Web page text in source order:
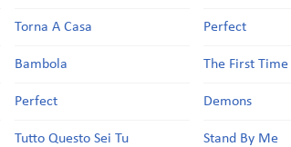
Torna A Casa
Bambola
Perfect
Tutto Questo Sei Tu
Perfect
The First Time
Demons
Stand By Me